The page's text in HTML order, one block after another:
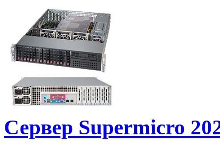
Сервер Supermicro